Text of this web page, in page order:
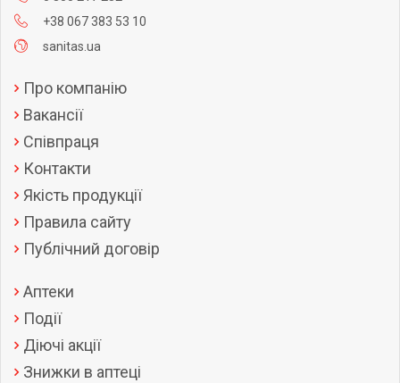
+38 067 383 53 10
sanitas.ua
Про компанію
Вакансії
Співпраця
Контакти
Якість продукції
Правила сайту
Публічний договір
Аптеки
Події
Діючі акції
Знижки в аптеці